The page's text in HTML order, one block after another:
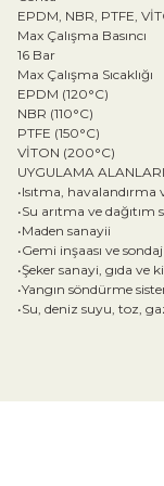
EPDM, NBR, PTFE,
Max Çalışma Basıncı
16 Bar
Max Çalışma Sıcaklığı
EPDM (120°C)
NBR (110°C)
PTFE (150°C)
VİTON (200°C)
UYGULAMA ALANLARI
•Isıtma,
•Su arıtma ve dağıtım
•Maden sanayii
•Gemi inşaası ve
•Şeker sanayi, gıda ve
•Yangın söndürme
•Su, deniz suyu, toz,